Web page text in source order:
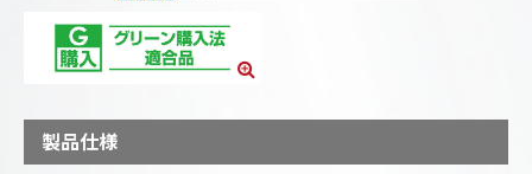
製品仕様